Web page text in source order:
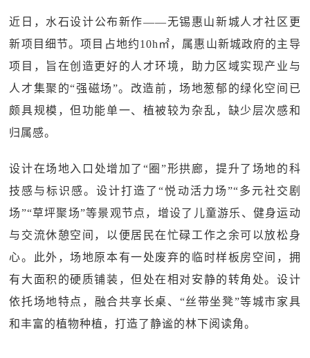
近日，水石设计公布新作——无锡惠山新城人才社区更
新项目细节。项目占地约10h㎡，属惠山新城政府的主导
项目，旨在创造更好的人才环境，助力区域实现产业与
人才集聚的“强磁场”。改造前，场地葱郁的绿化空间已
颇具规模，但功能单一、植被较为杂乱，缺少层次感和
归属感。
设计在场地入口处增加了“圈”形拱廊，提升了场地的科
技感与标识感。设计打造了“悦动活力场”“多元社交剧
场”“草坪聚场”等景观节点，增设了儿童游乐、健身运动
与交流休憩空间，以便居民在忙碌工作之余可以放松身
心。此外，场地原本有一处废弃的临时样板房空间，拥
有大面积的硬质铺装，但处在相对安静的转角处。设计
依托场地特点，融合共享长桌、“丝带坐凳”等城市家具
和丰富的植物种植，打造了静谧的林下阅读角。